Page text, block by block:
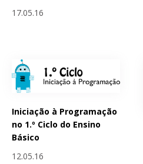
17.05.16
Iniciação à Programação
no 1.º Ciclo do Ensino
Básico
12.05.16